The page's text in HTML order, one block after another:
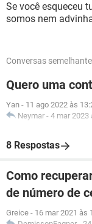
Se você esqueceu
somos nem
Conversas
Quero uma
Yan - 11 ago 2022 às
Neymar - 4 mar 2023
8 Respostas
Como
de número de
Greice - 16 mar 2021 às